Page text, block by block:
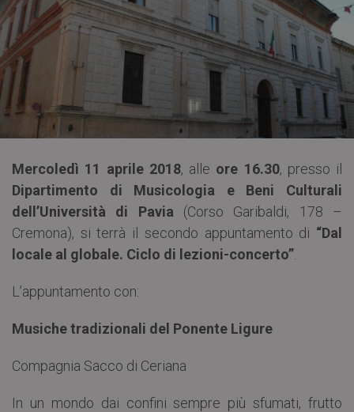
Mercoledì 11 aprile 2018, alle ore 16.30, presso il
Dipartimento di Musicologia e Beni Culturali
dell’Università di Pavia (Corso Garibaldi, 178 –
Cremona), si terrà il secondo appuntamento di “Dal
locale al globale. Ciclo di lezioni-concerto”
L’appuntamento con:
Musiche tradizionali del Ponente Ligure
Compagnia Sacco di Ceriana
In un mondo dai confini sempre più sfumati, frutto